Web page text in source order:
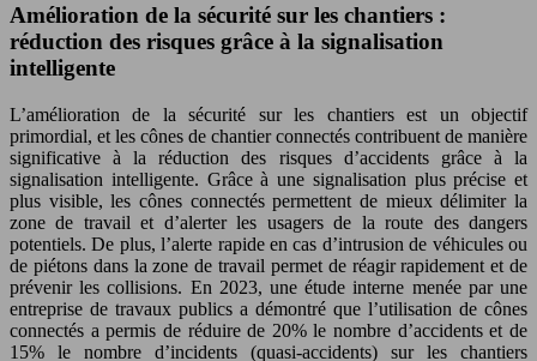
Amélioration de la sécurité sur les chantiers :
réduction des risques grâce à la signalisation
intelligente
L’amélioration de la sécurité sur les chantiers est un objectif
primordial, et les cônes de chantier connectés contribuent de manière
significative à la réduction des risques d’accidents grâce à la
signalisation intelligente. Grâce à une signalisation plus précise et
plus visible, les cônes connectés permettent de mieux délimiter la
zone de travail et d’alerter les usagers de la route des dangers
potentiels. De plus, l’alerte rapide en cas d’intrusion de véhicules ou
de piétons dans la zone de travail permet de réagir rapidement et de
prévenir les collisions. En 2023, une étude interne menée par une
entreprise de travaux publics a démontré que l’utilisation de cônes
connectés a permis de réduire de 20% le nombre d’accidents et de
15% le nombre d’incidents (quasi-accidents) sur les chantiers